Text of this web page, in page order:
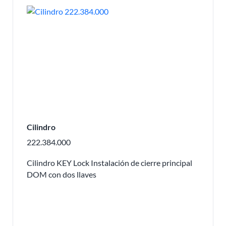
Cilindro
222.384.000
Cilindro KEY Lock Instalación de cierre principal
DOM con dos llaves